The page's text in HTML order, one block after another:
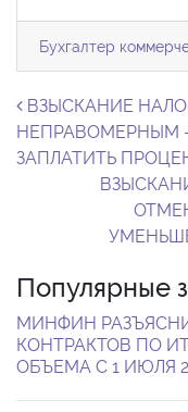
Бухгалтер
Навигация
ВЗЫСКАНИЕ
НЕПРАВОМЕРНЫМ
ЗАПЛАТИТЬ
Популярные
МИНФИН
КОНТРАКТОВ ПО
ОБЪЕМА С 1 ИЮЛЯ